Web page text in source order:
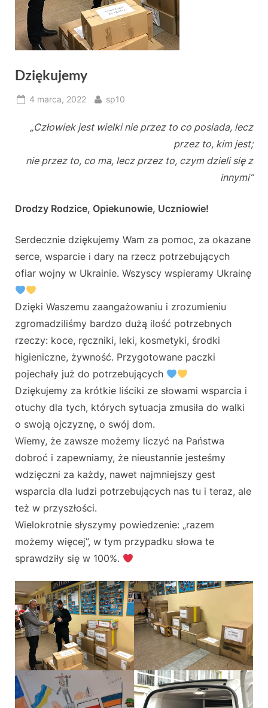
Dziękujemy
Posted
4 marca, 2022 By
sp10
„Człowiek jest wielki nie przez to co posiada, lecz
przez to, kim jest;
nie przez to, co ma, lecz przez to, czym dzieli się z
innymi”
Drodzy Rodzice, Opiekunowie, Uczniowie!
Serdecznie dziękujemy Wam za pomoc, za okazane
serce, wsparcie i dary na rzecz potrzebujących
ofiar wojny w Ukrainie. Wszyscy wspieramy Ukrainę
Dzięki Waszemu zaangażowaniu i zrozumieniu
zgromadziliśmy bardzo dużą ilość potrzebnych
rzeczy: koce, ręczniki, leki, kosmetyki, środki
higieniczne, żywność. Przygotowane paczki
pojechały już do potrzebujących
Dziękujemy za krótkie liściki ze słowami wsparcia i
otuchy dla tych, których sytuacja zmusiła do walki
o swoją ojczyznę, o swój dom.
Wiemy, że zawsze możemy liczyć na Państwa
dobroć i zapewniamy, że nieustannie jesteśmy
wdzięczni za każdy, nawet najmniejszy gest
wsparcia dla ludzi potrzebujących nas tu i teraz, ale
też w przyszłości.
Wielokrotnie słyszymy powiedzenie: „razem
możemy więcej”, w tym przypadku słowa te
sprawdziły się w 100%.